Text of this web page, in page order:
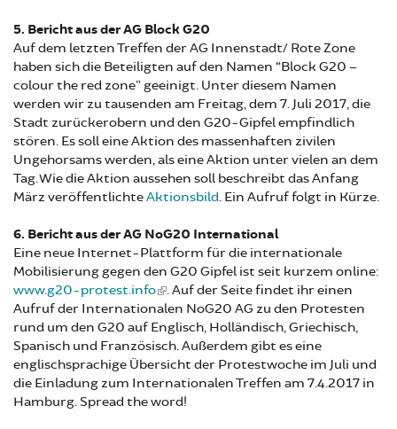
5. Bericht aus der AG Block G20
Auf dem letzten Treffen der AG Innenstadt/ Rote Zone
haben sich die Beteiligten auf den Namen “Block G20 –
colour the red zone” geeinigt. Unter diesem Namen
werden wir zu tausenden am Freitag, dem 7. Juli 2017, die
Stadt zurückerobern und den G20-Gipfel empfindlich
stören. Es soll eine Aktion des massenhaften zivilen
Ungehorsams werden, als eine Aktion unter vielen an dem
Tag. Wie die Aktion aussehen soll beschreibt das Anfang
März veröffentlichteAktionsbild. Ein Aufruf folgt in Kürze.
6. Bericht aus der AG NoG20 International
Eine neue Internet-Plattform für die internationale
Mobilisierung gegen den G20 Gipfel ist seit kurzem online:
www.g20-protest.info
. Auf der Seite findet ihr einen
Aufruf der Internationalen NoG20 AG zu den Protesten
rund um den G20 auf Englisch, Holländisch, Griechisch,
Spanisch und Französisch. Außerdem gibt es eine
englischsprachige Übersicht der Protestwoche im Juli und
die Einladung zum Internationalen Treffen am 7.4.2017 in
Hamburg. Spread the word!